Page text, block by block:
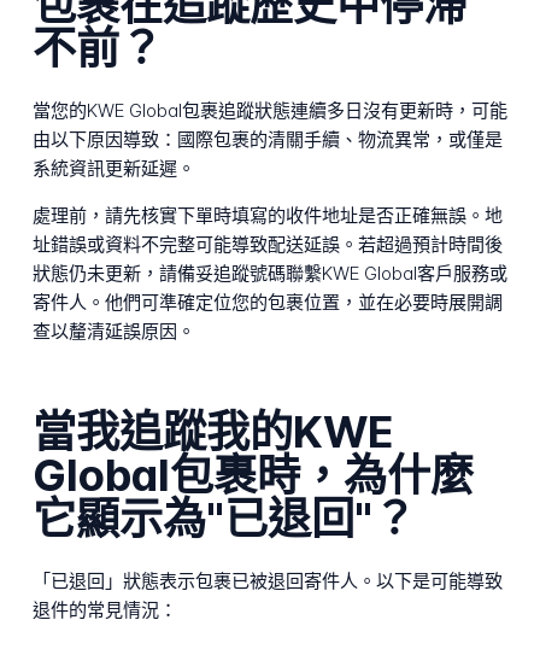
不前？
當您的KWE Global包裹追蹤狀態連續多日沒有更新時，可能
由以下原因導致：國際包裹的清關手續、物流異常，或僅是
系統資訊更新延遲。
處理前，請先核實下單時填寫的收件地址是否正確無誤。地
址錯誤或資料不完整可能導致配送延誤。若超過預計時間後
狀態仍未更新，請備妥追蹤號碼聯繫KWE Global客戶服務或
寄件人。他們可準確定位您的包裹位置，並在必要時展開調
查以釐清延誤原因。
當我追蹤我的KWE
Global包裹時，為什麼
它顯示為"已退回"？
「已退回」狀態表示包裹已被退回寄件人。以下是可能導致
退件的常見情況：